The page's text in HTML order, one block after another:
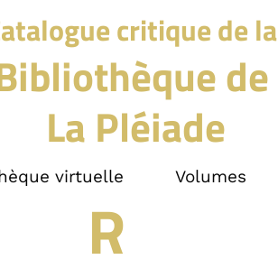
critique de la
de
La Pléiade
virtuelle Volumes
R